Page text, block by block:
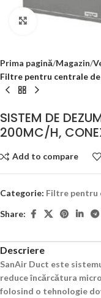
Click to enlarge
Prima pagină Magazin
Filtre pentru centrale
SISTEM DE
200MC/H,
Add to compare
Categorie: Filtre pentru
Share:
Descriere
SanAir Duct este
reduce încărcătura
folosind o tehnologie